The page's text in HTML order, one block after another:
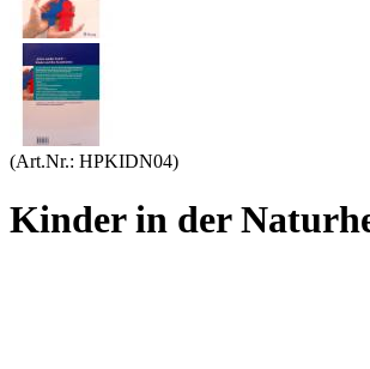
(Art.Nr.: HPKIDN04)
Kinder in der